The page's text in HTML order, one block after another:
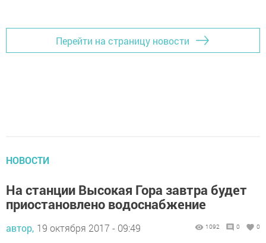
Перейти на страницу новости
НОВОСТИ
На станции Высокая Гора завтра будет
приостановлено водоснабжение
автор, 19 октября 2017 - 09:49 1092 0 0